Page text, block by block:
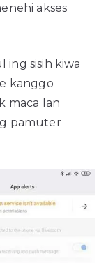
akses
sisih kiwa
kanggo
maca lan
pamuter